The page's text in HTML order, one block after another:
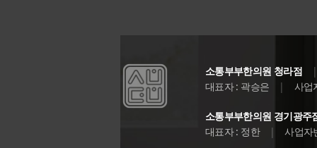
소통부부한의원 청라점
|
대표자 : 곽승은
| 사업
소통부부한의원 경기광주
대표자 : 정한
| 사업자